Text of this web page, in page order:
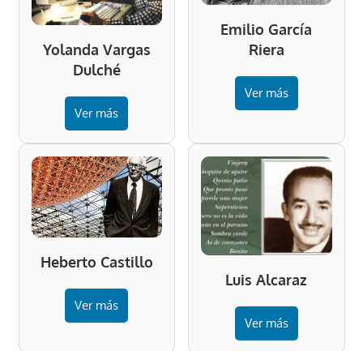
Yolanda Vargas
Dulché
Ver más
Emilio García
Riera
Ver más
Heberto Castillo
Ver más
Luis Alcaraz
Ver más